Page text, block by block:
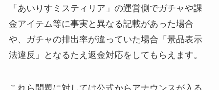
「あいりすミスティリア」の運営側でガチャや課
金アイテム等に事実と異なる記載があった場合
や、ガチャの排出率が違っていた場合「景品表示
法違反」となるたえ返金対応をしてもらえます。